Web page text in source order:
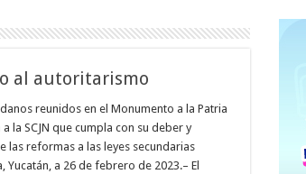
al autoritarismo
reunidos en el Monumento a la Patria
la SCJN que cumpla con su deber y
las reformas a las leyes secundarias
Yucatán, a 26 de febrero de 2023.– El